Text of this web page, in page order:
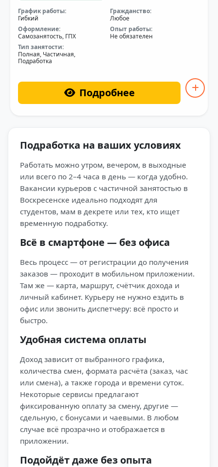
График работы:
Гибкий
Гражданство:
Любое
Оформление:
Самозанятость, ГПХ
Опыт работы:
Не обязателен
Тип занятости:
Полная, Частичная,
Подработка
Подробнее
Подработка на ваших условиях
Работать можно утром, вечером, в выходные
или всего по 2–4 часа в день — когда удобно.
Вакансии курьеров с частичной занятостью в
Воскресенске идеально подходят для
студентов, мам в декрете или тех, кто ищет
временную подработку.
Всё в смартфоне — без офиса
Весь процесс — от регистрации до получения
заказов — проходит в мобильном приложении.
Там же — карта, маршрут, счётчик дохода и
личный кабинет. Курьеру не нужно ездить в
офис или звонить диспетчеру: всё просто и
быстро.
Удобная система оплаты
Доход зависит от выбранного графика,
количества смен, формата расчёта (заказ, час
или смена), а также города и времени суток.
Некоторые сервисы предлагают
фиксированную оплату за смену, другие —
сдельную, с бонусами и чаевыми. В любом
случае всё прозрачно и отображается в
приложении.
Подойдёт даже без опыта